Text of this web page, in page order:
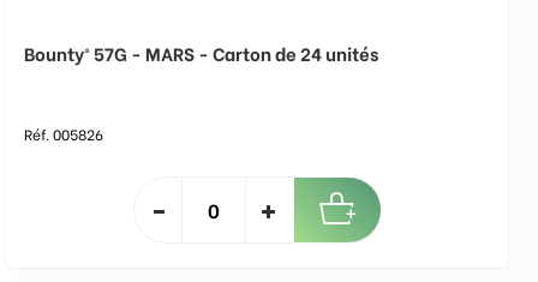
Bounty® 57G - MARS - Carton de 24 unités
Réf. 005826